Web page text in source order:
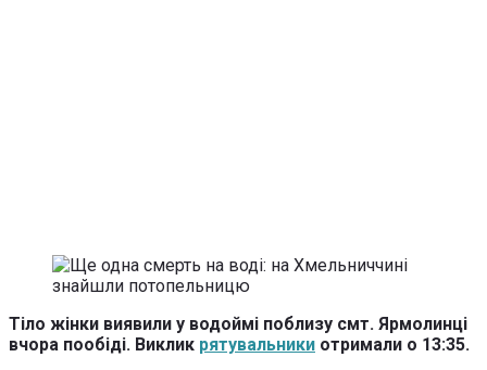
Тіло жінки виявили у водоймі поблизу смт. Ярмолинці
вчора пообіді. Виклик рятувальники отримали о 13:35.